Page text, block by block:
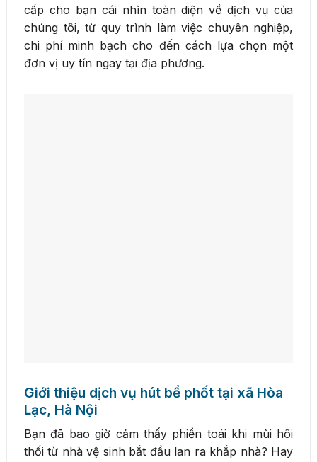
cấp cho bạn cái nhìn toàn diện về dịch vụ của
chúng tôi, từ quy trình làm việc chuyên nghiệp,
chi phí minh bạch cho đến cách lựa chọn một
đơn vị uy tín ngay tại địa phương.
Giới thiệu dịch vụ hút bể phốt tại xã Hòa
Lạc, Hà Nội
Bạn đã bao giờ cảm thấy phiền toái khi mùi hôi
thối từ nhà vệ sinh bắt đầu lan ra khắp nhà? Hay